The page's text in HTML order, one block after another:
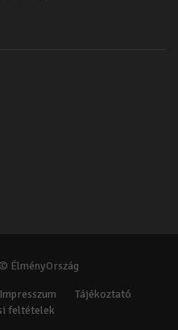
ÉlményOrszág
Impresszum
Tájékoztató
feltételek